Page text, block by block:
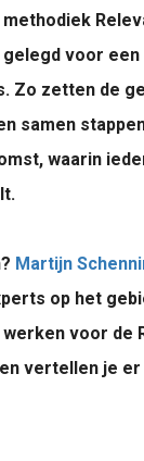
voor
Zo zetten de
samen
waarin
Martijn
op het
voor de
vertellen je